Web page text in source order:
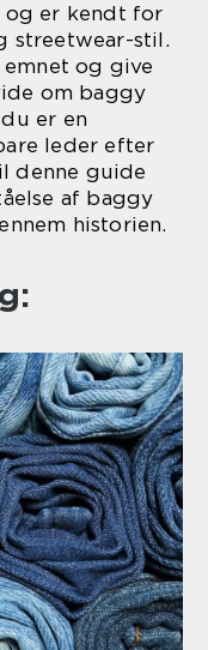
er kendt for
streetwear-stil.
og give
om baggy
er en
leder efter
denne guide
af baggy
historien.